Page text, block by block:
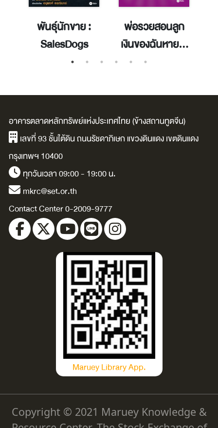
พันธุ์นักขาย :
SalesDogs
พ่อรวยสอนลูก
เงินของฉันหายไป
ไหน
อาคารตลาดหลักทรัพย์แห่งประเทศไทย (ข้างสถานทูตจีน)
เลขที่ 93 ชั้นใต้ดิน ถนนรัชดาภิเษก แขวงดินแดง เขตดินแดง
กรุงเทพฯ 10400
ทุกวันเวลา 09:00 - 19:00 น.
mkrc@set.or.th
Contact Center 0-2009-9777
Maruey Library App.
Copyright © 2021 Maruey Knowledge &